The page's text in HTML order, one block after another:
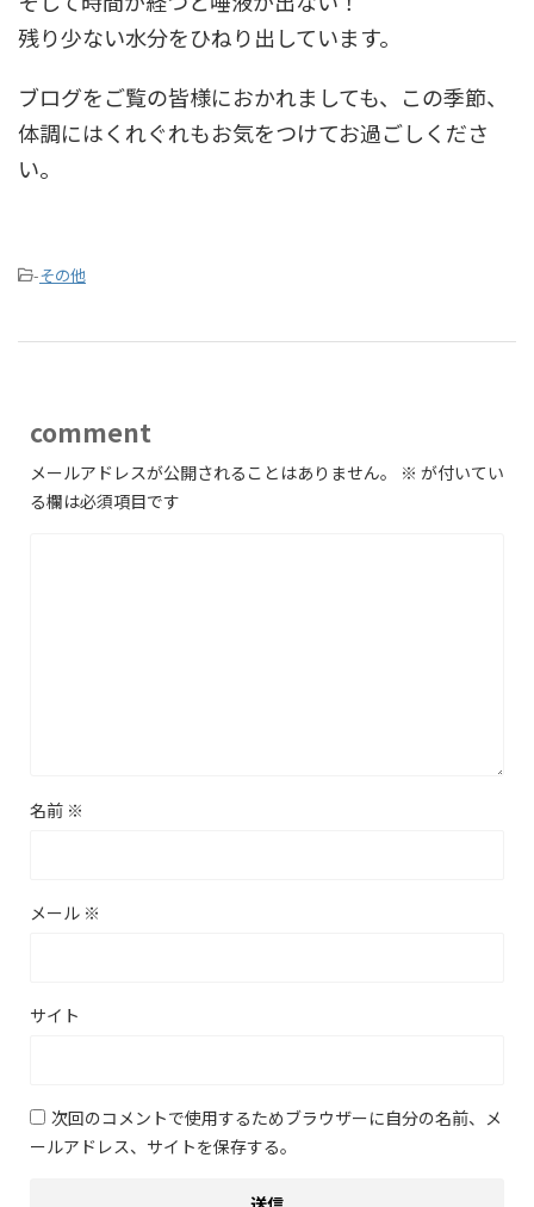
残り少ない水分をひねり出しています。
ブログをご覧の皆様におかれましても、この季節、
体調にはくれぐれもお気をつけてお過ごしくださ
い。
-その他
comment
メールアドレスが公開されることはありません。 ※ が付いてい
る欄は必須項目です
名前 ※
メール ※
サイト
次回のコメントで使用するためブラウザーに自分の名前、メ
ールアドレス、サイトを保存する。